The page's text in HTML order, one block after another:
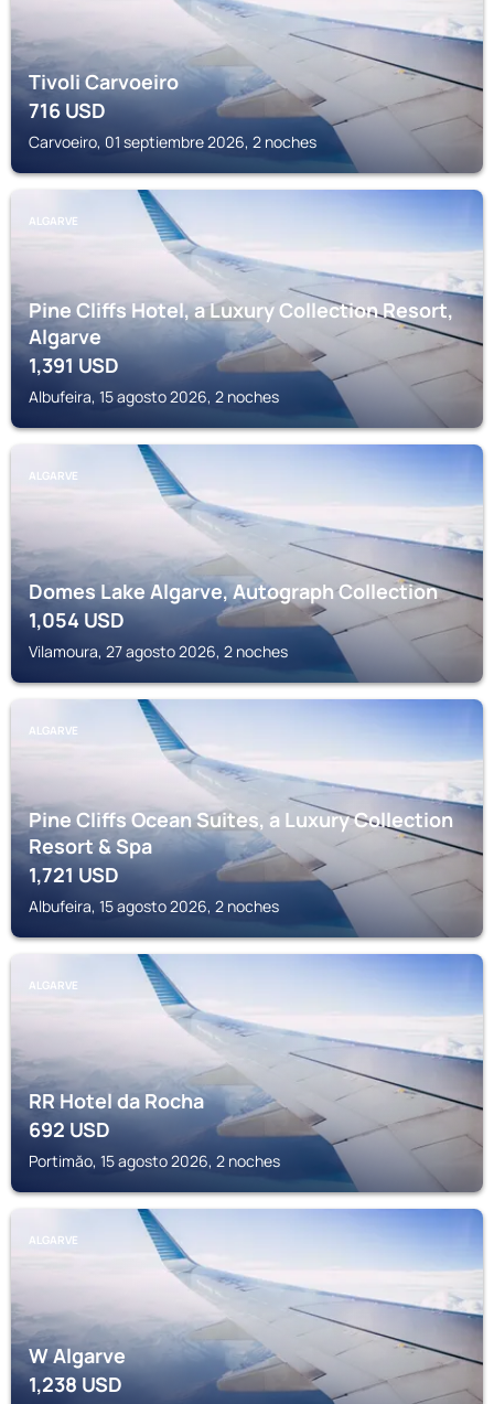
Tivoli Carvoeiro
716USD
Carvoeiro, 01 septiembre 2026, 2 noches
ALGARVE
Pine Cliffs Hotel, a Luxury Collection Resort,
Algarve
1,391USD
Albufeira, 15 agosto 2026, 2 noches
ALGARVE
Domes Lake Algarve, Autograph Collection
1,054USD
Vilamoura, 27 agosto 2026, 2 noches
ALGARVE
Pine Cliffs Ocean Suites, a Luxury Collection
Resort & Spa
1,721USD
Albufeira, 15 agosto 2026, 2 noches
ALGARVE
RR Hotel da Rocha
692USD
Portimăo, 15 agosto 2026, 2 noches
ALGARVE
W Algarve
1,238 USD